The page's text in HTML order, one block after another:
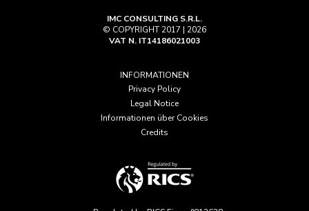
IMC CONSULTING S.R.L.
© COPYRIGHT 2017 | 2026
VAT N. IT14186021003
INFORMATIONEN
Privacy Policy
Legal Notice
Informationen über Cookies
Credits